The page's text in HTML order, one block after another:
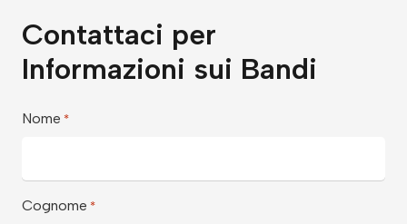
Contattaci per
Informazioni sui Bandi
Nome *
Cognome *